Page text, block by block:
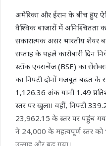
अमेरिका और ईरान के बीच हुए
वैश्विक बाजारों में अनिश्चितता
सकारात्मक असर भारतीय शेयर
सप्ताह के पहले कारोबारी दिन
स्टॉक एक्सचेंज (BSE) का
का निफ्टी दोनों मजबूत बढ़त के
1,126.36 अंक यानी 1.49
स्तर पर खुला। वहीं, निफ्टी
23,962.15 के स्तर पर पहुंच
ने 24,000 के महत्वपूर्ण स्तर